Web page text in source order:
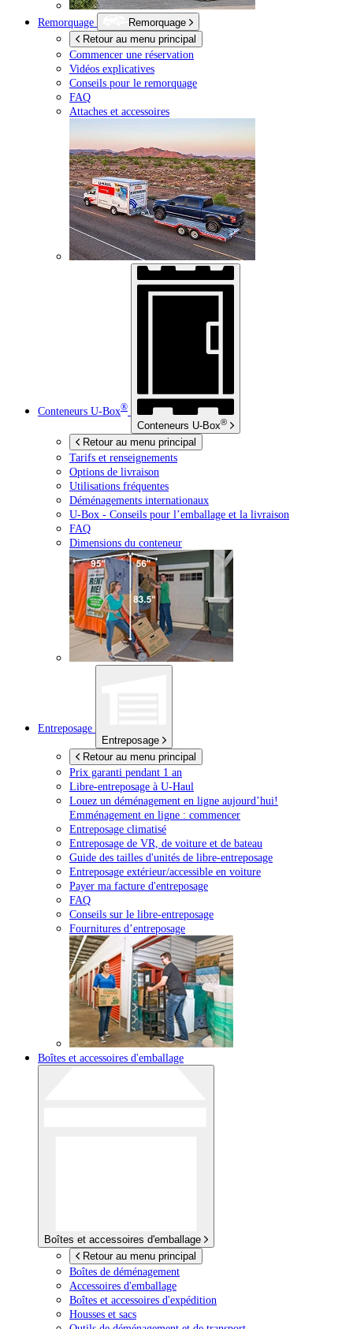
Remorquage
Remorquage
Retour au menu principal
Commencer une réservation
Vidéos explicatives
Conseils pour le remorquage
FAQ
Attaches et accessoires
Conteneurs U-Box®
Conteneurs U-Box®
Retour au menu principal
Tarifs et renseignements
Options de livraison
Utilisations fréquentes
Déménagements internationaux
U-Box - Conseils pour l’emballage et la livraison
FAQ
Dimensions du conteneur
Entreposage
Entreposage
Retour au menu principal
Prix garanti pendant 1 an
Libre-entreposage à U-Haul
Louez un déménagement en ligne aujourd’hui!
Emménagement en ligne : commencer
Entreposage climatisé
Entreposage de VR, de voiture et de bateau
Guide des tailles d'unités de libre-entreposage
Entreposage extérieur/accessible en voiture
Payer ma facture d'entreposage
FAQ
Conseils sur le libre-entreposage
Fournitures d’entreposage
Boîtes et accessoires d'emballage
Boîtes et accessoires d'emballage
Retour au menu principal
Boîtes de déménagement
Accessoires d'emballage
Boîtes et accessoires d'expédition
Housses et sacs